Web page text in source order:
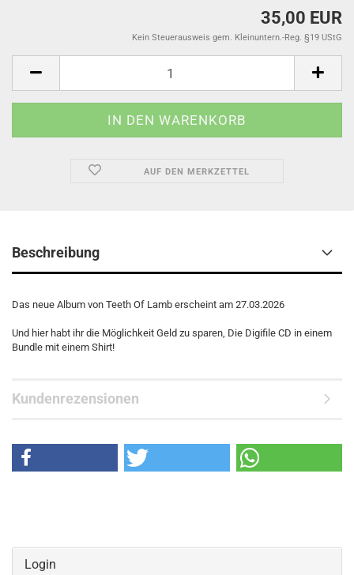
35,00 EUR
Kein Steuerausweis gem. Kleinuntern.-Reg. §19 UStG
AUF DEN MERKZETTEL
Beschreibung
Das neue Album von Teeth Of Lamb erscheint am 27.03.2026
Und hier habt ihr die Möglichkeit Geld zu sparen, Die Digifile CD in einem
Bundle mit einem Shirt!
Kundenrezensionen
Login